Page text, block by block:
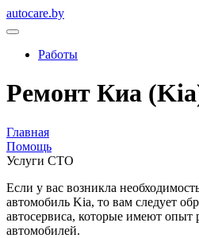
autocare.by
Работы
Ремонт Киа
Главная
Помощь
Услуги СТО
Если у вас возникла
автомобиль Kia, то вам следует
автосервиса, которые имеют опыт
автомобилей.